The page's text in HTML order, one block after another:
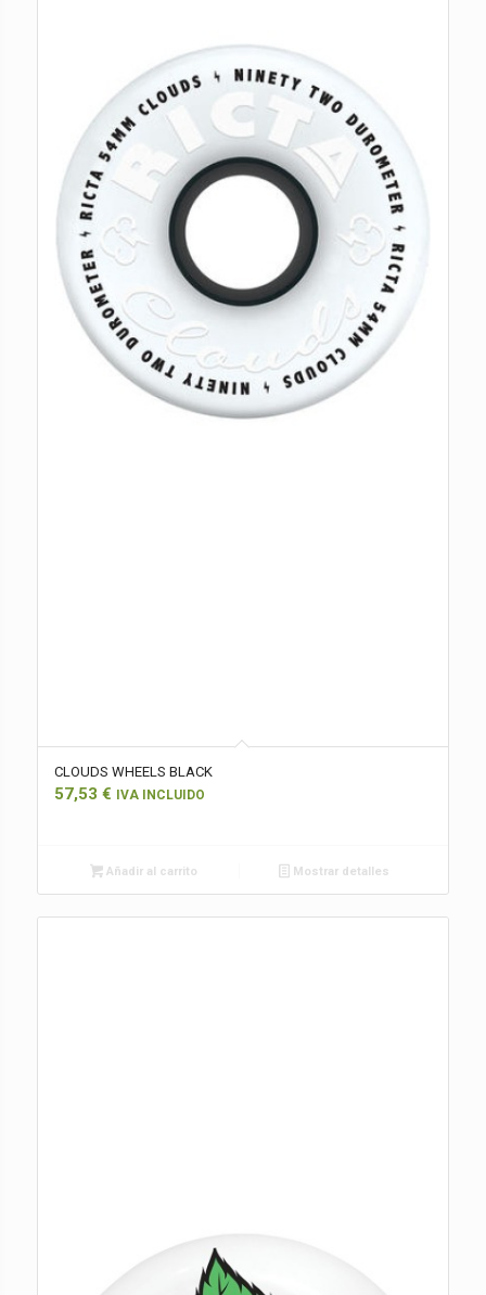
CLOUDS WHEELS BLACK
57,53 € IVA INCLUIDO
Añadir al carrito Mostrar detalles